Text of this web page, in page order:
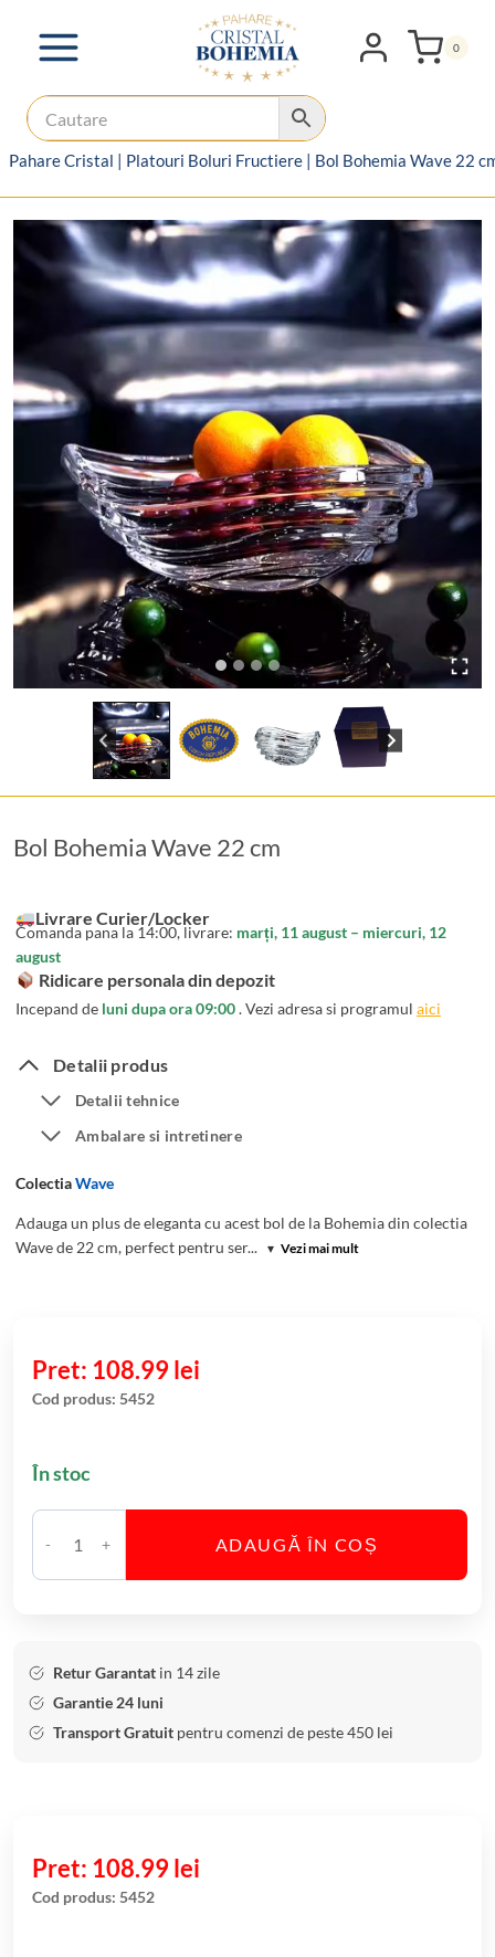
0
Pahare Cristal | Platouri Boluri Fructiere | Bol Bohemia Wave 22
Bol Bohemia Wave 22 cm
Livrare Curier/Locker
Comanda pana la 14:00, livrare: marți, 11 august – miercuri, 12
august
Ridicare personala din depozit
Incepand de luni dupa ora 09:00. Vezi adresa si programul aici
Detalii produs
Detalii tehnice
Ambalare si intretinere
ColectiaWave
Adauga un plus de eleganta cu acest bol de la Bohemia din colectia
Wave de 22 cm, perfect pentru ser... ▾ Vezi mai mult
108.99lei
Cod produs: 5452
În stoc
C
a
i
t
l
ADAUGĂ ÎN COȘ
Retur Garantat in 14 zile
Garantie 24 luni
Transport Gratuit pentru comenzi de peste 450 lei
108.99lei
Cod produs: 5452